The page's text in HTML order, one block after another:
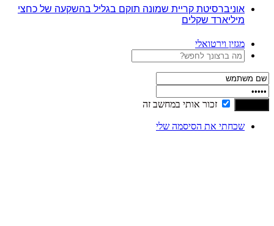
אוניברסיטת קריית שמונה תוקם בגליל בהשקעה של כחצי
מיליארד שקלים
מגזין וירטואלי
זכור אותי במחשב זה
שכחתי את הסיסמה שלי